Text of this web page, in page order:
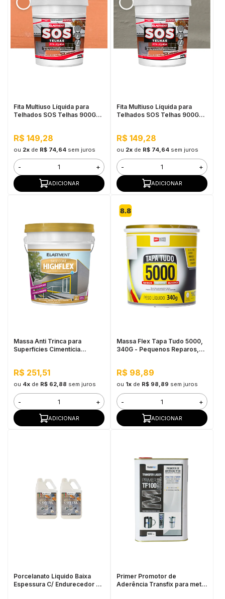
Fita Multiuso Líquida para
Telhados SOS Telhas 900G
R$ 149,28
ou 2xde R$ 74,64 sem juros
- +
ADICIONAR
Fita Multiuso Líquida para
Telhados SOS Telhas 900G
R$ 149,28
ou 2xde R$ 74,64 sem juros
- +
ADICIONAR
Massa Anti Trinca para
Superfícies Cimentícia
R$ 251,51
ou 4xde R$ 62,88 sem juros
- +
ADICIONAR
Massa Flex Tapa Tudo 5000,
340G - Pequenos Reparos,
R$ 98,89
ou 1xde R$ 98,89 sem juros
- +
ADICIONAR
Porcelanato Liquido Baixa
Espessura C/ Endurecedor Kit
Primer Promotor de
Aderência Transfix para metal